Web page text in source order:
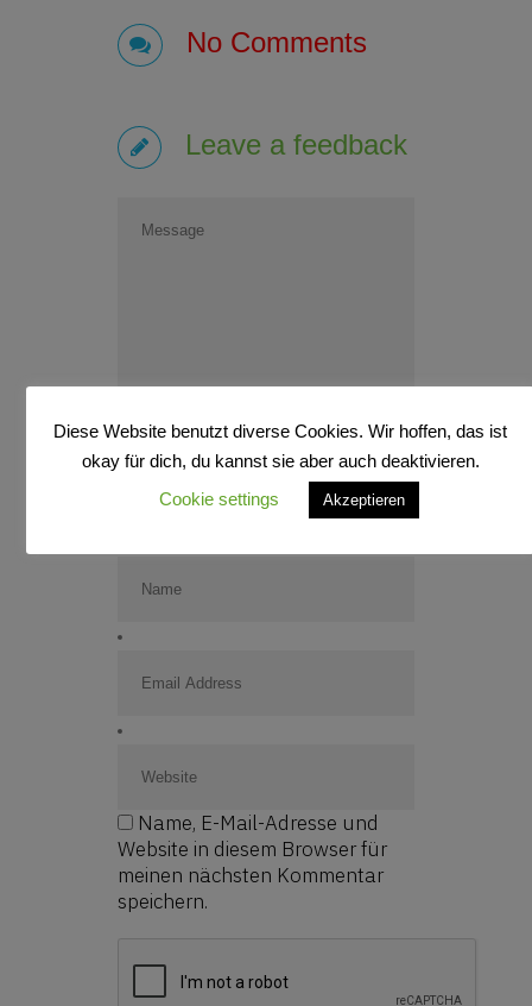
No Comments
Leave a feedback
Name, E-Mail-Adresse und
Website in diesem Browser für
meinen nächsten Kommentar
speichern.
Diese Website benutzt diverse Cookies. Wir hoffen, das ist
okay für dich, du kannst sie aber auch deaktivieren.
Cookie settings
Akzeptieren